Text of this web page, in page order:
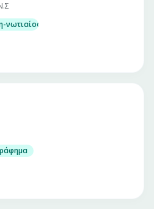
μυελός
περιφερικά νεύρα